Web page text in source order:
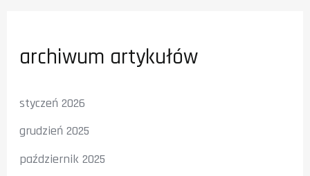
archiwum artykułów
styczeń 2026
grudzień 2025
październik 2025